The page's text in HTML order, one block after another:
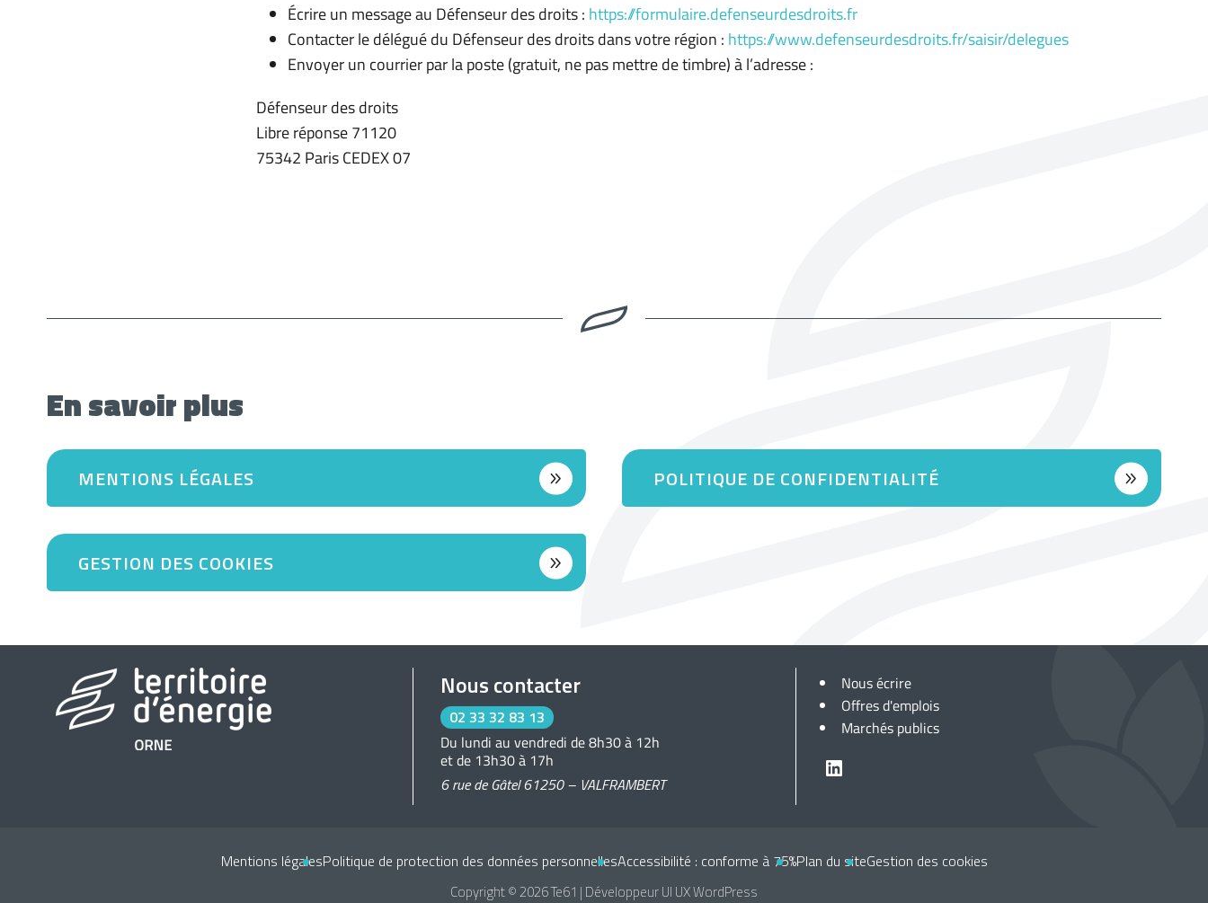
Écrire un message au Défenseur des droits : https://formulaire.defenseurdesdroits.fr
Contacter le délégué du Défenseur des droits dans votre région : https://www.defenseurdesdroits.fr/saisir/delegues
Envoyer un courrier par la poste (gratuit, ne pas mettre de timbre) à l’adresse :
Défenseur des droits
Libre réponse 71120
75342 Paris CEDEX 07
En savoir plus
MENTIONS LÉGALES POLITIQUE DE CONFIDENTIALITÉ
GESTION DES COOKIES
Nous contacter
02 33 32 83 13
Du lundi au vendredi de 8h30 à 12h
et de 13h30 à 17h
6 rue de Gâtel 61250 – VALFRAMBERT
Nous écrire
Offres d'emplois
Marchés publics
LinkedIn
Mentions légalesPolitique de protection des données personnellesAccessibilité : conforme à 75%Plan du siteGestion des cookies
Copyright © 2026 Te61 | Développeur UI UX WordPress